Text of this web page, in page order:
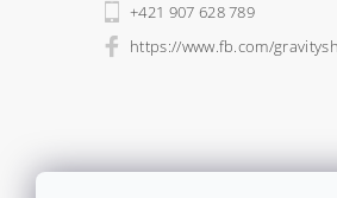
+421 907 628 789
https://www.fb.com/